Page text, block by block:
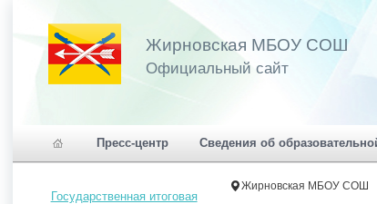
Жирновская МБОУ СОШ
Официальный сайт
Пресс-центр Сведения об
Жирновская МБОУ СОШ
Государственная итоговая